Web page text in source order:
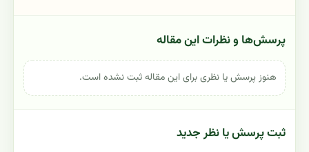
پرسش‌ها و نظرات این مقاله
هنوز پرسش یا نظری برای این مقاله ثبت نشده است.
ثبت پرسش یا نظر جدید